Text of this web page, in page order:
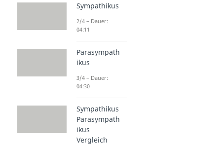
Sympathikus
2/4 – Dauer:
04:11
Parasympath
ikus
3/4 – Dauer:
04:30
Sympathikus
Parasympath
ikus
Vergleich